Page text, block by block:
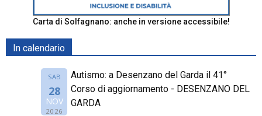
Carta di Solfagnano: anche in versione accessibile!
In calendario
SAB
28
NOV
2026
Autismo: a Desenzano del Garda il 41°
Corso di aggiornamento - DESENZANO DEL
GARDA